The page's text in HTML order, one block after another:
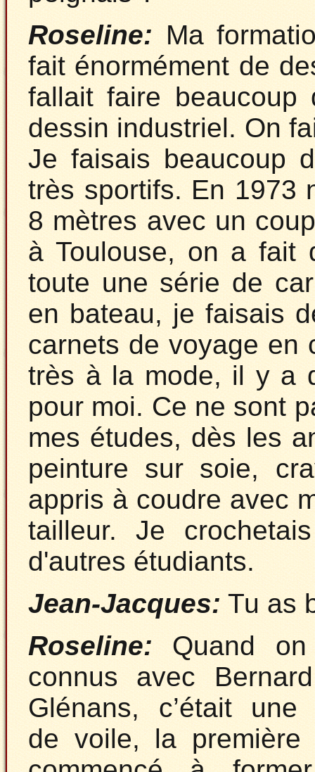
Roseline: Ma
fait énormément de
fallait faire beaucoup
dessin industriel. On
Je faisais beaucoup
très sportifs. En 1973
8 mètres avec un
à Toulouse, on a fait
toute une série de
en bateau, je faisais
carnets de voyage en
très à la mode, il y a
pour moi. Ce ne sont
mes études, dès les
peinture sur soie,
appris à coudre avec
tailleur. Je
d'autres étudiants.
Jean-Jacques: Tu as
Roseline: Quand on
connus avec
Glénans, c’était une
de voile, la